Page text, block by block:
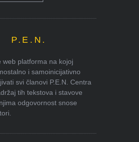
P.E.N.
web platforma na kojoj
i samoinicijativno
svi članovi P.E.N. Centra
tih tekstova i stavove
odgovornost snose